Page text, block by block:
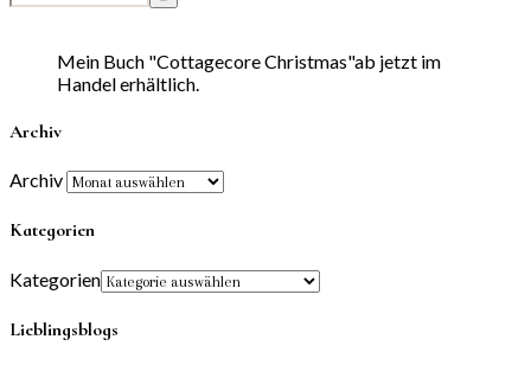
Mein Buch "Cottagecore Christmas"ab jetzt im
Handel erhältlich.
Archiv
Archiv
Kategorien
Kategorien
Lieblingsblogs